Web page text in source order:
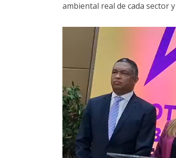
ambiental real de cada sector
Reproductor